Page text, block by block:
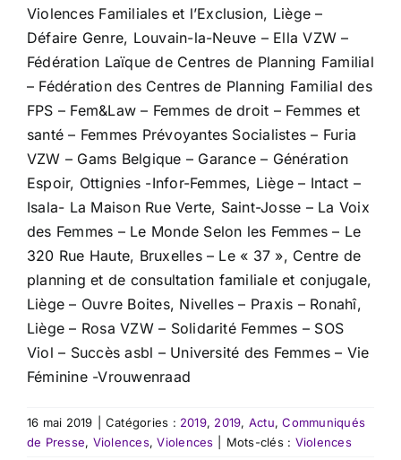
Violences Familiales et l’Exclusion, Liège –
Défaire Genre, Louvain-la-Neuve – Ella VZW –
Fédération Laïque de Centres de Planning Familial
– Fédération des Centres de Planning Familial des
FPS – Fem&Law – Femmes de droit – Femmes et
santé – Femmes Prévoyantes Socialistes – Furia
VZW – Gams Belgique – Garance – Génération
Espoir, Ottignies -Infor-Femmes, Liège – Intact –
Isala- La Maison Rue Verte, Saint-Josse – La Voix
des Femmes – Le Monde Selon les Femmes – Le
320 Rue Haute, Bruxelles – Le « 37 », Centre de
planning et de consultation familiale et conjugale,
Liège – Ouvre Boites, Nivelles – Praxis – Ronahî,
Liège – Rosa VZW – Solidarité Femmes – SOS
Viol – Succès asbl – Université des Femmes – Vie
Féminine -Vrouwenraad
16 mai 2019 Catégories : 2019, 2019, Actu,Communiqués
de Presse, Violences,Violences Mots-clés : Violences